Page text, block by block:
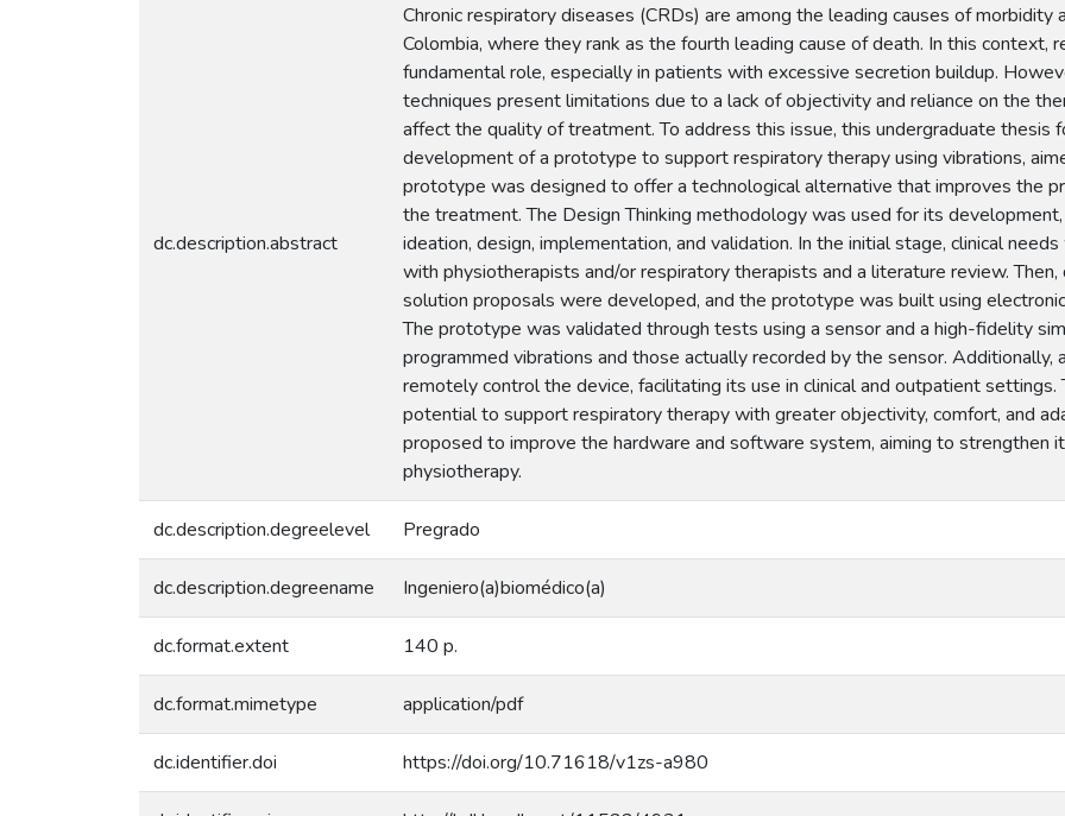
dc.description.abstract
Chronic respiratory diseases (CRDs) are among the leading causes of
Colombia, where they rank as the fourth leading cause of death. In this context,
fundamental role, especially in patients with excessive secretion buildup.
techniques present limitations due to a lack of objectivity and reliance on the
affect the quality of treatment. To address this issue, this undergraduate thesis
development of a prototype to support respiratory therapy using vibrations,
prototype was designed to offer a technological alternative that improves the
the treatment. The Design Thinking methodology was used for its
ideation, design, implementation, and validation. In the initial stage, clinical
with physiotherapists and/or respiratory therapists and a literature review.
solution proposals were developed, and the prototype was built using
The prototype was validated through tests using a sensor and a high-fidelity
programmed vibrations and those actually recorded by the sensor.
remotely control the device, facilitating its use in clinical and outpatient
potential to support respiratory therapy with greater objectivity, comfort, and
proposed to improve the hardware and software system, aiming to strengthen
physiotherapy.
dc.description.degreelevel Pregrado
dc.description.degreename Ingeniero(a)biomédico(a)
dc.format.extent 140 p.
dc.format.mimetype application/pdf
dc.identifier.doi https://doi.org/10.71618/v1zs-a980